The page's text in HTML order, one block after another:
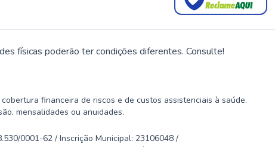
físicas poderão ter condições diferentes. Consulte!
financeira de riscos e de custos assistenciais à saúde.
mensalidades ou anuidades.
0001-62 / Inscrição Municipal: 23106048 /